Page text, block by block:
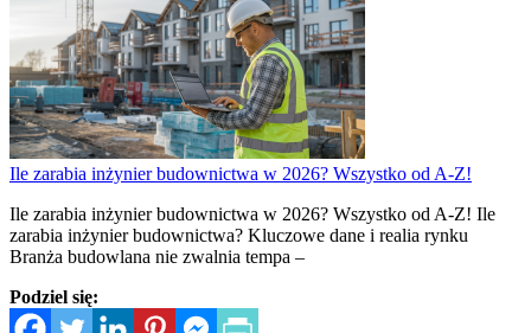
Ile zarabia inżynier budownictwa w 2026? Wszystko od A-Z!
Ile zarabia inżynier budownictwa w 2026? Wszystko od A-Z! Ile
zarabia inżynier budownictwa? Kluczowe dane i realia rynku
Branża budowlana nie zwalnia tempa –
Podziel się: